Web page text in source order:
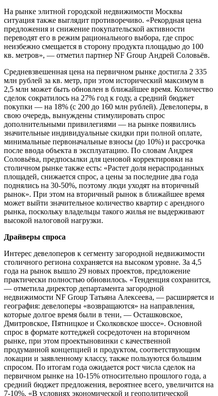
На рынке элитной городской недвижимости Москвы
ситуация также выглядит противоречиво. «Рекордная цена
предложения и снижение покупательской активности
переводят его в режим рационального выбора, где спрос
неизбежно смещается в сторону продукта площадью до 100
кв. метров», — отметил партнер NF Group Андрей Соловьёв.
Средневзвешенная цена на первичном рынке достигла 2 335
млн рублей за кв. метр, при этом исторический максимум в
2,5 млн может быть обновлен в ближайшее время. Количество
сделок сократилось на 27% год к году, а средний бюджет
покупки — на 18% (с 200 до 160 млн рублей). Девелоперы, в
свою очередь, вынуждены стимулировать спрос
дополнительными привилегиями — на рынке появились
значительные индивидуальные скидки при полной оплате,
минимальные первоначальные взносы (до 10%) и рассрочка
после ввода объекта в эксплуатацию. По словам Андрея
Соловьёва, предпосылки для ценовой корректировки на
столичном рынке также есть: «Растет доля нераспроданных
площадей, снижается спрос, а цены за последние два года
поднялись на 30-50%, поэтому люди уходят на вторичный
рынок». При этом на вторичный рынок в ближайшее время
может выйти значительное количество квартир с арендного
рынка, поскольку владельцы такого жилья не выдерживают
высокой налоговой нагрузки.
Драйверы спроса
Интерес девелоперов к сегменту загородной недвижимости
столичного региона сохраняется на высоком уровне. За 4,5
года на рынок вышло 29 новых проектов, предложение
практически полностью обновилось. «Тенденция сохранится,
— отметила директор департамента загородной
недвижимости NF Group Татьяна Алексеева, — расширяется и
география: девелоперы «возвращаются» на направления,
которые долгое время были в тени, — Осташковское,
Дмитровское, Пятницкое и Сколковское шоссе». Основной
спрос в формате коттеджей сосредоточен на вторичном
рынке, при этом проектыновинки с качественной
продуманной концепцией и продуктом, соответствующим
локации и заявленному классу, также пользуются большим
спросом. По итогам года ожидается рост числа сделок на
первичном рынке на 10-15% относительно прошлого года, а
средний бюджет предложения, вероятнее всего, увеличится на
7-10%. «В условиях экономической и геополитической